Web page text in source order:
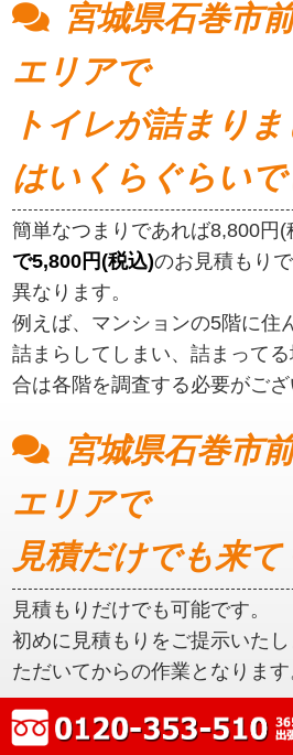
宮城県石巻市
エリアで
トイレが詰まり
はいくらぐらい
簡単なつまりであれば8,800円(
で5,800円(税込)のお見積もり
異なります。
例えば、マンションの5階に住
詰まらしてしまい、詰まって
合は各階を調査する必要がござ
宮城県石巻市
エリアで
見積だけでも来
見積もりだけでも可能です。
初めに見積もりをご提示いた
ただいてからの作業となります
宮城県石巻市